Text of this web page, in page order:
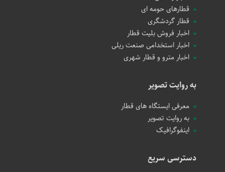
قطارهای حومه ای
قطار گردشگری
اخبار فروش بلیت قطار
اخبار استخدامی صنعت ریلی
اخبار مترو و قطار شهری
به روایت تصویر
معرفی ایستگاه های قطار
به روایت تصویر
اینفوگرافیک
دسترسی سریع